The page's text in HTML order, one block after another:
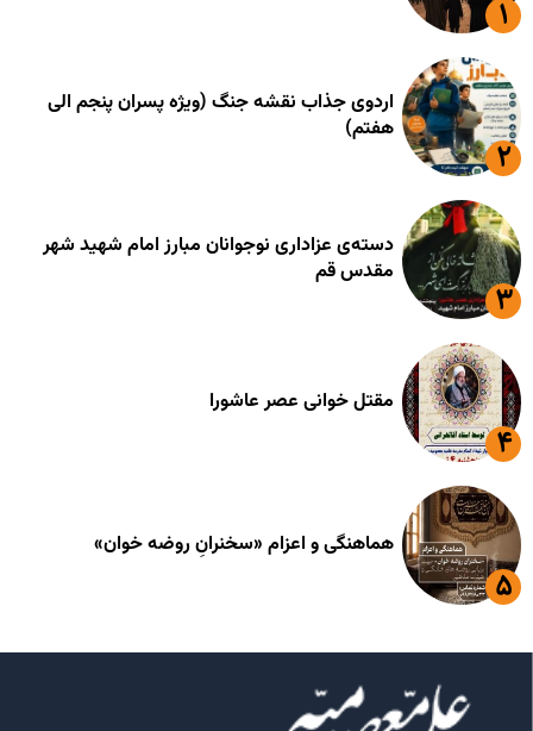
اردوی جذاب نقشه جنگ (ویژه پسران پنجم الی
هفتم)
دسته‌ی عزاداری نوجوانان مبارز امام شهید شهر
مقدس قم
مقتل خوانی عصر عاشورا
هماهنگی و اعزام «سخنرانِ روضه خوان»